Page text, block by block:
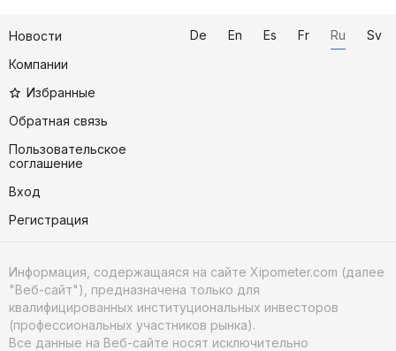
Новости
Компании
Избранные
Обратная связь
Пользовательское
соглашение
Вход
Регистрация
De En Es Fr Ru Sv
Информация, содержащаяся на сайте Xipometer.com (далее
"Веб-сайт"), предназначена только для
квалифицированных институциональных инвесторов
(профессиональных участников рынка).
Все данные на Веб-сайте носят исключительно